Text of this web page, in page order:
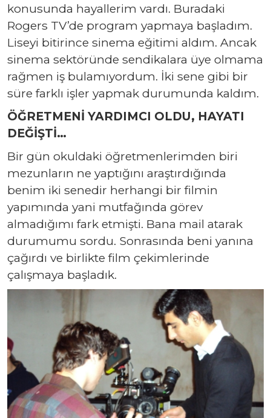
konusunda hayallerim vardı. Buradaki
Rogers TV’de program yapmaya başladım.
Liseyi bitirince sinema eğitimi aldım. Ancak
sinema sektöründe sendikalara üye olmama
rağmen iş bulamıyordum. İki sene gibi bir
süre farklı işler yapmak durumunda kaldım.
ÖĞRETMENİ YARDIMCI OLDU, HAYATI
DEĞİŞTİ…
Bir gün okuldaki öğretmenlerimden biri
mezunların ne yaptığını araştırdığında
benim iki senedir herhangi bir filmin
yapımında yani mutfağında görev
almadığımı fark etmişti. Bana mail atarak
durumumu sordu. Sonrasında beni yanına
çağırdı ve birlikte film çekimlerinde
çalışmaya başladık.